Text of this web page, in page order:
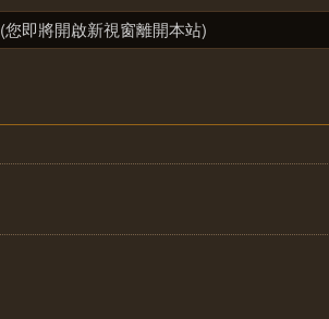
(您即將開啟新視窗離開本站)